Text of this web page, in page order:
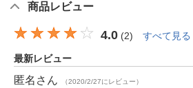
商品レビュー
4.0 (2) すべて見る
最新レビュー
匿名 さん （2020/2/27にレビュー）